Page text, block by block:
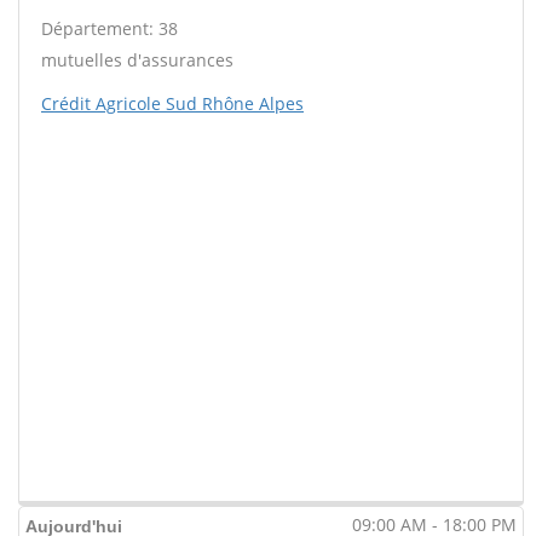
Département: 38
mutuelles d'assurances
Crédit Agricole Sud Rhône Alpes
Aujourd'hui 09:00 AM - 18:00 PM